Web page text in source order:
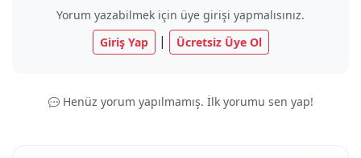
Yorum yazabilmek için üye girişi yapmalısınız.
Giriş Yap
| Ücretsiz Üye Ol
Henüz yorum yapılmamış. İlk yorumu sen yap!